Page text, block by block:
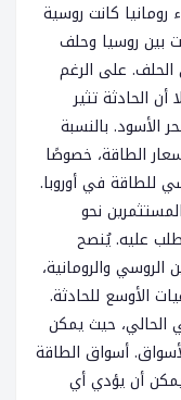
رومانيا كانت روسية
بين روسيا وحلف
الحلف. على الرغم
الحادثة تثير
بالنسبة
الطاقة، خصوصًا
للطاقة في أوروبا.
نحو
عليه. يُنصح
الروسي والرومانية،
الأوسع للحادثة.
الحالي، حيث يمكن
أسواق الطاقة
أن يؤدي أي